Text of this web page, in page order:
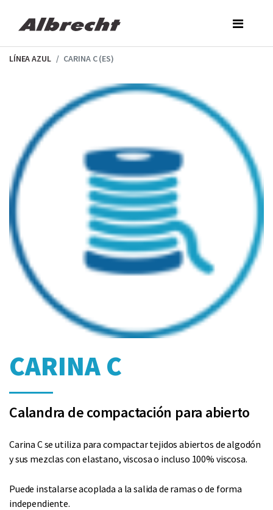
content
LÍNEA AZUL CARINA C (ES)
CARINA C
Calandra de compactación para abierto
Carina C se utiliza para compactar tejidos abiertos de algodón
y sus mezclas con elastano, viscosa o incluso 100% viscosa.
Puede instalarse acoplada a la salida de ramas o de forma
independiente.